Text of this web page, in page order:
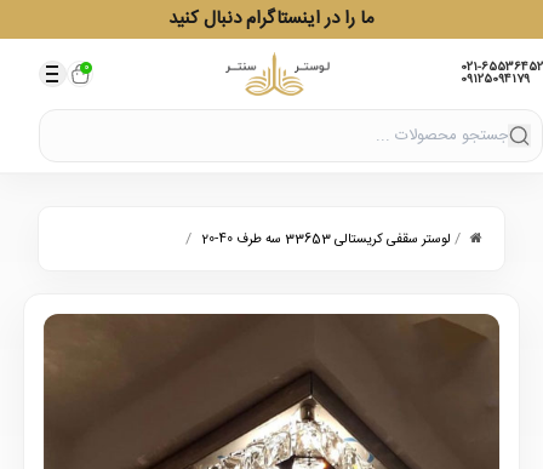
ما را در اینستاگرام دنبال کنید
021-65536452
09125094179
0
/ لوستر سقفی کریستالی 33653 سه طرف 40-20 /